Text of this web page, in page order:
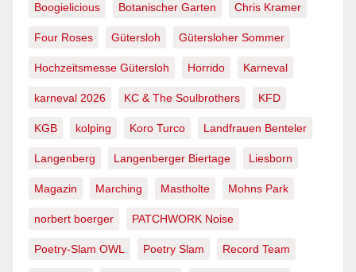
Boogielicious Botanischer Garten Chris Kramer
Four Roses Gütersloh Gütersloher Sommer
Hochzeitsmesse Gütersloh Horrido Karneval
karneval 2026 KC & The Soulbrothers KFD
KGB kolping Koro Turco Landfrauen Benteler
Langenberg Langenberger Biertage Liesborn
Magazin Marching Mastholte Mohns Park
norbert boerger PATCHWORK Noise
Poetry-Slam OWL Poetry Slam Record Team